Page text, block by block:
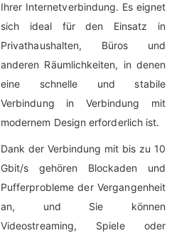
Ihrer Internetverbindung. Es eignet
sich ideal für den Einsatz in
Privathaushalten, Büros und
anderen Räumlichkeiten, in denen
eine schnelle und stabile
Verbindung in Verbindung mit
modernem Design erforderlich ist.
Dank der Verbindung mit bis zu 10
Gbit/s gehören Blockaden und
Pufferprobleme der Vergangenheit
an, und Sie können
Videostreaming, Spiele oder